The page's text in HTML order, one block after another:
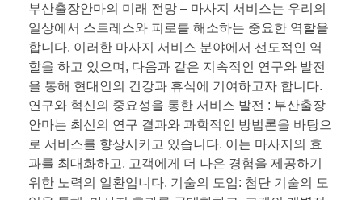
부산출장안마의 미래 전망 – 마사지 서비스는 우리의
일상에서 스트레스와 피로를 해소하는 중요한 역할을
합니다. 이러한 마사지 서비스 분야에서 선도적인 역
할을 하고 있으며, 다음과 같은 지속적인 연구와 발전
을 통해 현대인의 건강과 휴식에 기여하고자 합니다.
연구와 혁신의 중요성을 통한 서비스 발전 : 부산출장
안마는 최신의 연구 결과와 과학적인 방법론을 바탕으
로 서비스를 향상시키고 있습니다. 이는 마사지의 효
과를 최대화하고, 고객에게 더 나은 경험을 제공하기
위한 노력의 일환입니다. 기술의 도입: 첨단 기술의 도